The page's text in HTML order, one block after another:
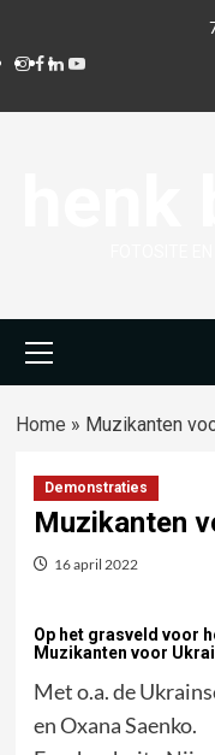
de
Instagram
Facebook
Linkedin
Youtube
menu
Home » Muzikanten
Demonstraties
Muzikanten
16 april 2022
Op het grasveld voor
Muzikanten voor
Met o.a. de
en Oxana Saenko.